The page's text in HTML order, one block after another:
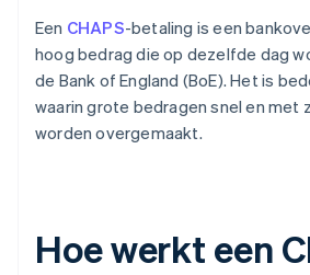
Een CHAPS-betaling is een
hoog bedrag die op dezelfde dag
de Bank of England (BoE). Het is
waarin grote bedragen snel en met
worden overgemaakt.
Hoe werkt een